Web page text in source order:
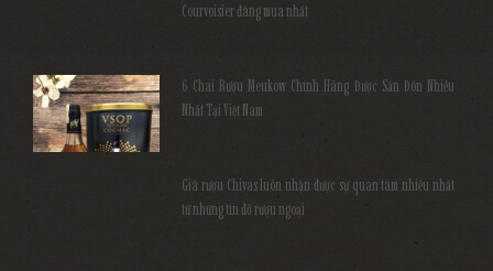
Courvoisier đáng mua nhất
6 Chai Rượu Meukow Chính Hãng Được Săn Đón Nhiều
Nhất Tại Việt Nam
Giá rượu Chivas luôn nhận được sự quan tâm nhiều nhất
từ những tín đồ rượu ngoại